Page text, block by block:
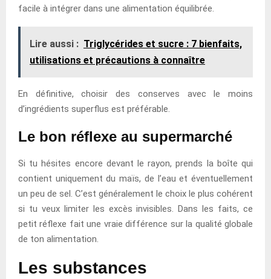
facile à intégrer dans une alimentation équilibrée.
Lire aussi : Triglycérides et sucre : 7 bienfaits,
utilisations et précautions à connaître
En définitive, choisir des conserves avec le moins
d’ingrédients superflus est préférable.
Le bon réflexe au supermarché
Si tu hésites encore devant le rayon, prends la boîte qui
contient uniquement du maïs, de l’eau et éventuellement
un peu de sel. C’est généralement le choix le plus cohérent
si tu veux limiter les excès invisibles. Dans les faits, ce
petit réflexe fait une vraie différence sur la qualité globale
de ton alimentation.
Les substances